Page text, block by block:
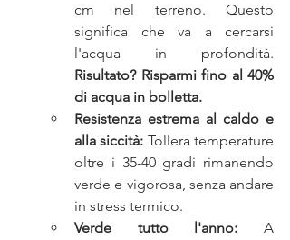
cm nel terreno. Questo
significa che va a cercarsi
Risultato? Risparmi fino al 40%
di acqua in bolletta.
Resistenza estrema al caldo e
alla siccità: Tollera temperature
oltre i 35-40 gradi rimanendo
verde e vigorosa, senza andare
in stress termico.
Verde tutto l'anno: A